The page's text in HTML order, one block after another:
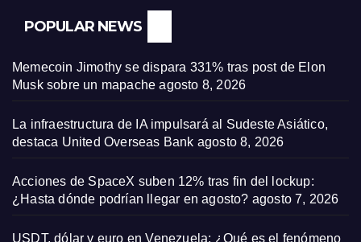
POPULAR NEWS
Memecoin Jimothy se dispara 331% tras post de Elon
Musk sobre un mapache agosto 8, 2026
La infraestructura de IA impulsará al Sudeste Asiático,
destaca United Overseas Bank agosto 8, 2026
Acciones de SpaceX suben 12% tras fin del lockup:
¿Hasta dónde podrían llegar en agosto? agosto 7, 2026
USDT, dólar y euro en Venezuela: ¿Qué es el fenómeno